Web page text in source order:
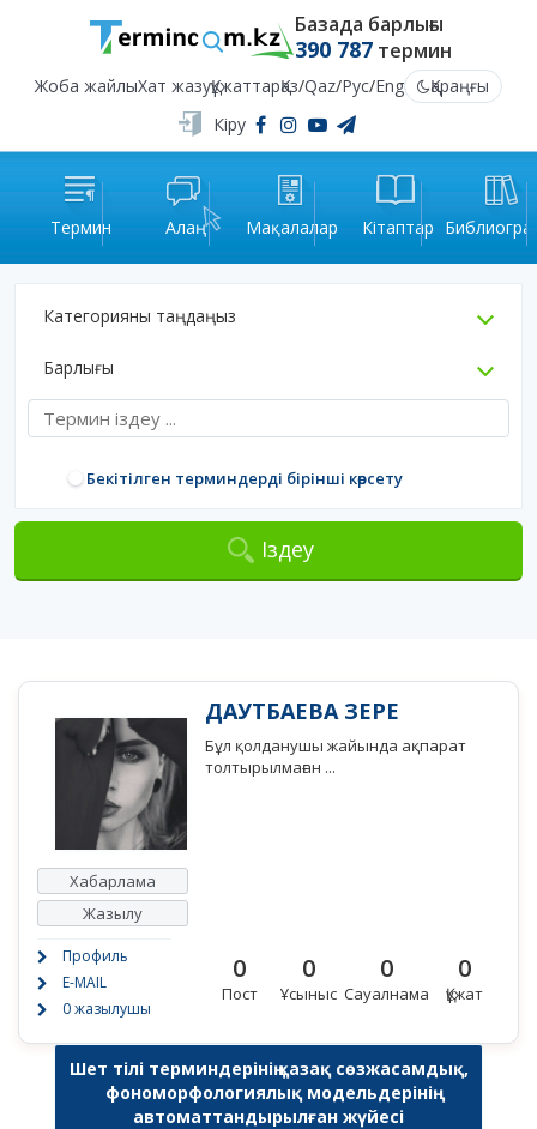
Базада барлығы
390 787термин
Жоба жайлыХат жазуҚұжаттарҚаз/Qaz/Рус/Eng
Қараңғы
Кіру
Термин Алаң Мақалалар Кітаптар
Категорияны таңдаңыз
Барлығы
Бекітілген терминдерді бірінші көрсету
Іздеу
Хабарлама
Жазылу
Профиль
E-MAIL
0 жазылушы
ДАУТБАЕВА ЗЕРЕ
Бұл қолданушы жайында ақпарат
толтырылмаған ...
0
Пост
0
Ұсыныс
0
Сауалнама
0
Құжат
Шет тілі терминдерінің қазақ сөзжасамдық,
фономорфологиялық модельдерінің
автоматтандырылған жүйесі